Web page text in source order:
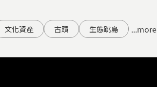
文化資產 古蹟 生態跳島 ...more